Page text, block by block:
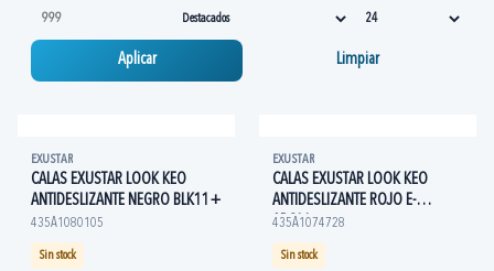
Aplicar Limpiar
EXUSTAR
CALAS EXUSTAR LOOK KEO
ANTIDESLIZANTE NEGRO BLK11+
435A1080105
Sin stock
EXUSTAR
CALAS EXUSTAR LOOK KEO
ANTIDESLIZANTE ROJO E-
ARC11+
435A1074728
Sin stock